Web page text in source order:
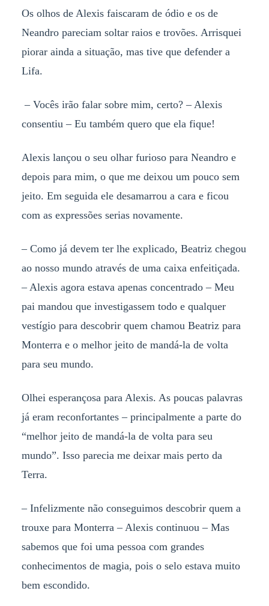
Os olhos de Alexis faiscaram de ódio e os de
Neandro pareciam soltar raios e trovões. Arrisquei
piorar ainda a situação, mas tive que defender a
Lifa.
– Vocês irão falar sobre mim, certo? – Alexis
consentiu – Eu também quero que ela fique!
Alexis lançou o seu olhar furioso para Neandro e
depois para mim, o que me deixou um pouco sem
jeito. Em seguida ele desamarrou a cara e ficou
com as expressões serias novamente.
– Como já devem ter lhe explicado, Beatriz chegou
ao nosso mundo através de uma caixa enfeitiçada.
– Alexis agora estava apenas concentrado – Meu
pai mandou que investigassem todo e qualquer
vestígio para descobrir quem chamou Beatriz para
Monterra e o melhor jeito de mandá-la de volta
para seu mundo.
Olhei esperançosa para Alexis. As poucas palavras
já eram reconfortantes – principalmente a parte do
“melhor jeito de mandá-la de volta para seu
mundo”. Isso parecia me deixar mais perto da
Terra.
– Infelizmente não conseguimos descobrir quem a
trouxe para Monterra – Alexis continuou – Mas
sabemos que foi uma pessoa com grandes
conhecimentos de magia, pois o selo estava muito
bem escondido.